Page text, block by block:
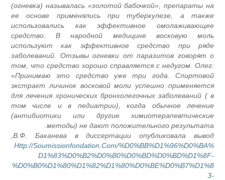
(огневка) называлась «золотой бабочкой», препараты на
ее основе применялись при туберкулезе, а также
использовались как эффективное омолаживающее
средство. В народной медицине восковую моль
используют как эффективное средство при ряде
заболеваний. Отзывы огневки от паразитов говорят о
том, что средство хорошо справляется с недугом. Олег:
«Принимаю это средство уже три года. Спиртовой
экстракт личинок восковой моли успешно применяется
для лечения хронических бронхолегочных заболеваний ( в
том числе и в педиатрии), когда обычное лечение
(антибиотики или другие химиотерапевтические
методы) не дают положительного результата.
В.Ф. Баканева в диссертации опубликовала вывод,
Http://Soumissionfondation.Com/%D0%BB%D1%96%D0%BA%
D1%83%D0%B2%D0%B0%D0%BD%D0%BD%D1%8F-
%D0%B0%D1%80%D1%82%D1%80%D0%BE%D0%B7%D1%8
3-